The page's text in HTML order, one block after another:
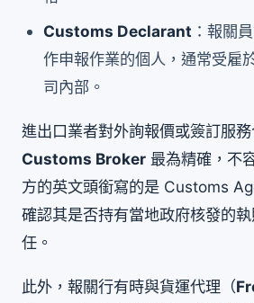
Customs Declarant ：報關
作申報作業的個人，通常受雇
司內部。
進出口業者對外詢報價或簽訂服
Customs Broker 最為精確，不
方的英文頭銜寫的是 Customs
確認其是否持有當地政府核發的
任。
此外，報關行有時與貨運代理（